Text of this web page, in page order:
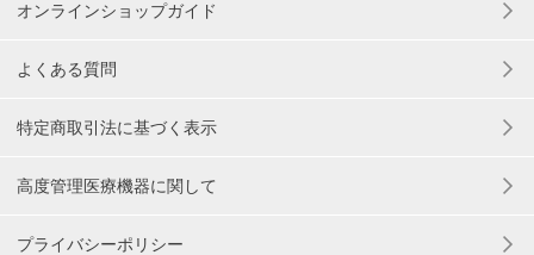
オンラインショップガイド
よくある質問
特定商取引法に基づく表示
高度管理医療機器に関して
プライバシーポリシー